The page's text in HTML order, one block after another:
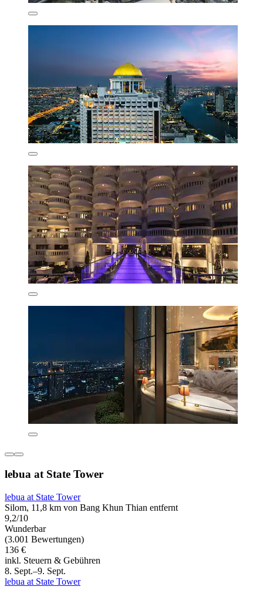
lebua at State Tower
lebua at State Tower
Silom, 11,8 km von Bang Khun Thian entfernt
9,2/10
Wunderbar
(3.001 Bewertungen)
136 €
inkl. Steuern & Gebühren
8. Sept.–9. Sept.
lebua at State Tower